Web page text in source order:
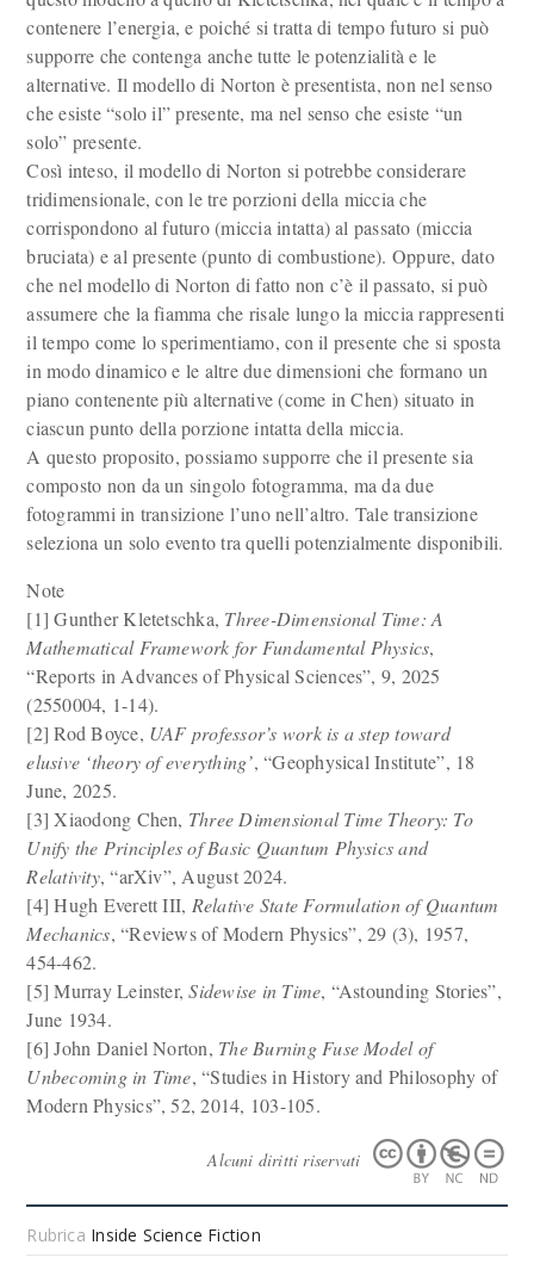
contenere l’energia, e poiché si tratta di tempo futuro si può
supporre che contenga anche tutte le potenzialità e le
alternative. Il modello di Norton è presentista, non nel senso
che esiste “solo il” presente, ma nel senso che esiste “un
solo” presente.
Così inteso, il modello di Norton si potrebbe considerare
tridimensionale, con le tre porzioni della miccia che
corrispondono al futuro (miccia intatta) al passato (miccia
bruciata) e al presente (punto di combustione). Oppure, dato
che nel modello di Norton di fatto non c’è il passato, si può
assumere che la fiamma che risale lungo la miccia rappresenti
il tempo come lo sperimentiamo, con il presente che si sposta
in modo dinamico e le altre due dimensioni che formano un
piano contenente più alternative (come in Chen) situato in
ciascun punto della porzione intatta della miccia.
A questo proposito, possiamo supporre che il presente sia
composto non da un singolo fotogramma, ma da due
fotogrammi in transizione l’uno nell’altro. Tale transizione
seleziona un solo evento tra quelli potenzialmente disponibili.
Note
[1] Gunther Kletetschka, Three-Dimensional Time: A
Mathematical Framework for Fundamental Physics,
“Reports in Advances of Physical Sciences”, 9, 2025
(2550004, 1-14).
[2] Rod Boyce, UAF professor’s work is a step toward
elusive ‘theory of everything’, “Geophysical Institute”, 18
June, 2025.
[3] Xiaodong Chen, Three Dimensional Time Theory: To
Unify the Principles of Basic Quantum Physics and
Relativity, “arXiv”, August 2024.
[4] Hugh Everett III, Relative State Formulation of Quantum
Mechanics, “Reviews of Modern Physics”, 29 (3), 1957,
454-462.
[5] Murray Leinster,Sidewise in Time, “Astounding Stories”,
June 1934.
[6] John Daniel Norton, The Burning Fuse Model of
Unbecoming in Time, “Studies in History and Philosophy of
Modern Physics”, 52, 2014, 103-105.
Alcuni diritti riservati
Rubrica Inside Science Fiction